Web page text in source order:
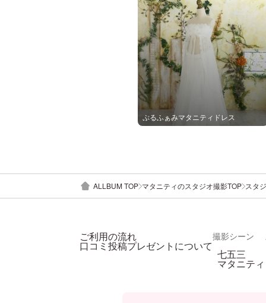
ぷるふぁみマタニティドレス
ALLBUM TOP マタニティのスタジオ撮影TOP スタ
ご利用の流れ
口コミ投稿プレゼントについて
撮影シーン
七五三
マタニティ